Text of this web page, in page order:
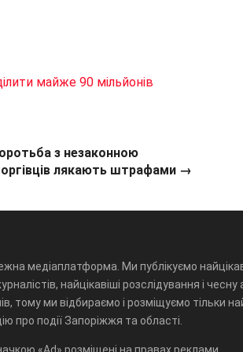
майже 90 мільйонів
з незаконною
лякають штрафами →
медіаплатформа. Ми публікуємо
найцікавіші розслідування і чесну
тому ми відбираємо і розміщуємо тільки
про події Запоріжжя та області.
«Ad» розміщені на правах реклами.